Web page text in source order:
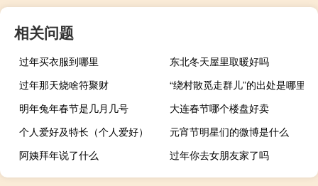
相关问题
过年买衣服到哪里
东北冬天屋里取暖好吗
过年那天烧啥符聚财
“绕村散觅走群儿”的出处是哪里
明年兔年春节是几月几号
大连春节哪个楼盘好卖
个人爱好及特长（个人爱好）
元宵节明星们的微博是什么
阿姨拜年说了什么
过年你去女朋友家了吗